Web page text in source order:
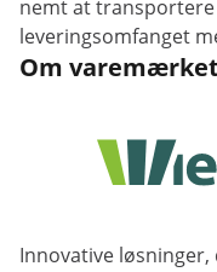
nemt at transportere
leveringsomfanget
Om varemærket
Innovative